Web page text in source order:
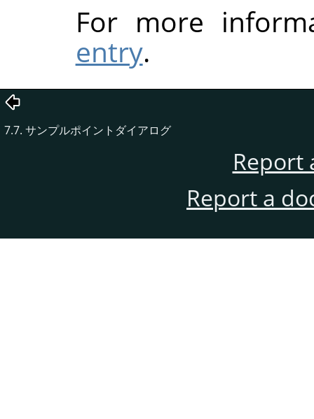
For more
entry.
7.7. サンプルポイントダイアログ
Report
Report a